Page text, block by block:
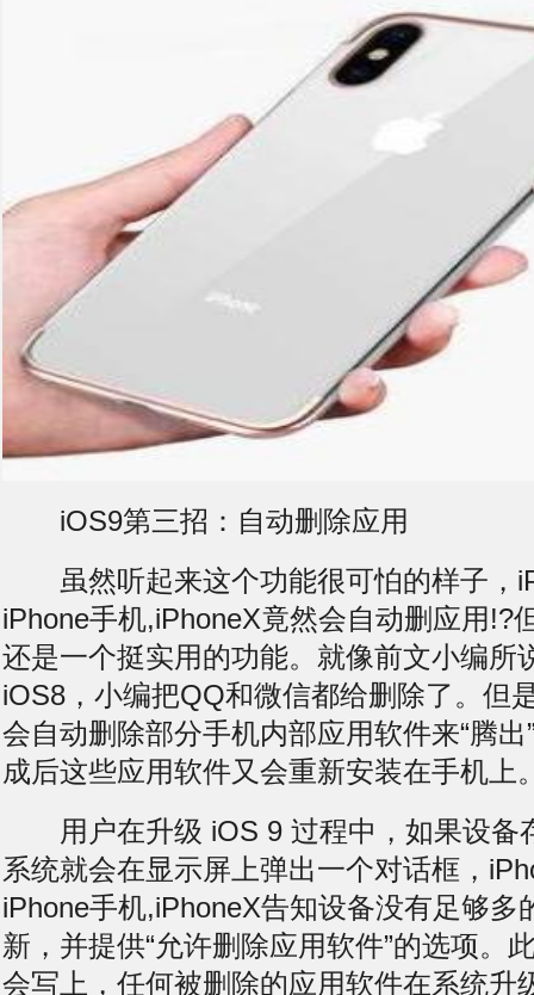
iOS9第三招：自动删除应用
虽然听起来这个功能很可怕的样子，
iPhone手机,iPhoneX竟然会自动删应用!?
还是一个挺实用的功能。就像前文小编所
iOS8，小编把QQ和微信都给删除了。但
会自动删除部分手机内部应用软件来“腾
成后这些应用软件又会重新安装在手机上
用户在升级 iOS 9 过程中，如果设备
系统就会在显示屏上弹出一个对话框，
iPhone手机,iPhoneX告知设备没有足够多
新，并提供“允许删除应用软件”的选项。
会写上，任何被删除的应用软件在系统升